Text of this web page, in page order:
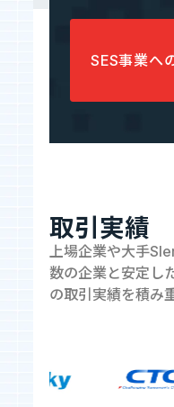
SES事業へ
取引実績
上場企業や大手
数の企業と安定し
の取引実績を積み